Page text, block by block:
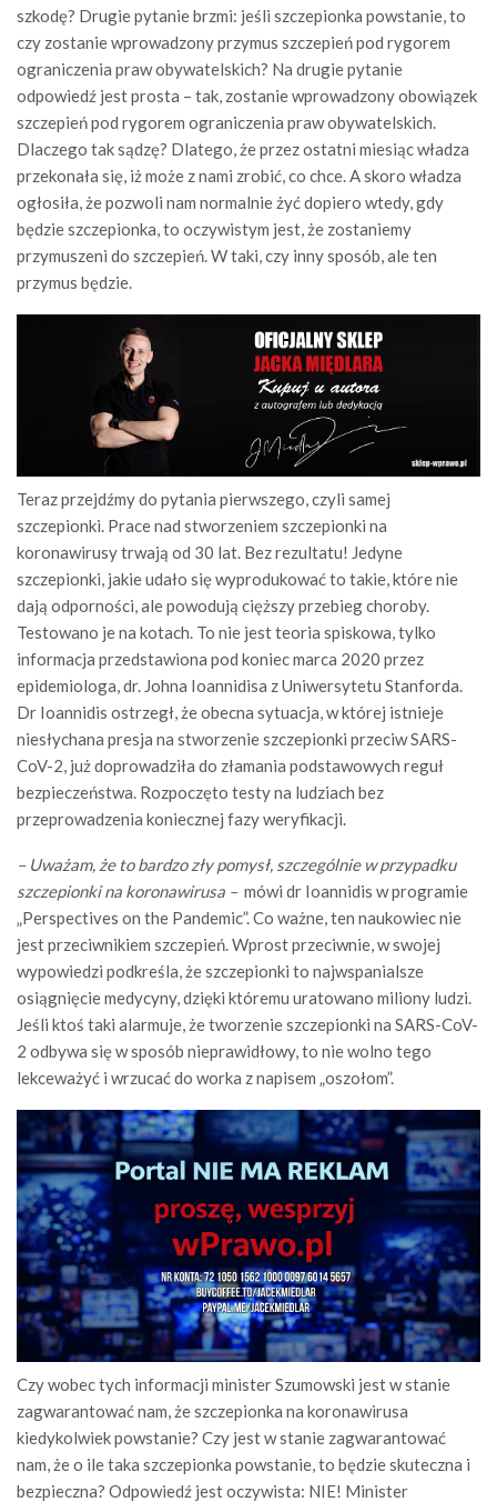
szkodę? Drugie pytanie brzmi: jeśli szczepionka powstanie, to
czy zostanie wprowadzony przymus szczepień pod rygorem
ograniczenia praw obywatelskich? Na drugie pytanie
odpowiedź jest prosta – tak, zostanie wprowadzony obowiązek
szczepień pod rygorem ograniczenia praw obywatelskich.
Dlaczego tak sądzę? Dlatego, że przez ostatni miesiąc władza
przekonała się, iż może z nami zrobić, co chce. A skoro władza
ogłosiła, że pozwoli nam normalnie żyć dopiero wtedy, gdy
będzie szczepionka, to oczywistym jest, że zostaniemy
przymuszeni do szczepień. W taki, czy inny sposób, ale ten
przymus będzie.
Teraz przejdźmy do pytania pierwszego, czyli samej
szczepionki. Prace nad stworzeniem szczepionki na
koronawirusy trwają od 30 lat. Bez rezultatu! Jedyne
szczepionki, jakie udało się wyprodukować to takie, które nie
dają odporności, ale powodują cięższy przebieg choroby.
Testowano je na kotach. To nie jest teoria spiskowa, tylko
informacja przedstawiona pod koniec marca 2020 przez
epidemiologa, dr. Johna Ioannidisa z Uniwersytetu Stanforda.
Dr Ioannidis ostrzegł, że obecna sytuacja, w której istnieje
niesłychana presja na stworzenie szczepionki przeciw SARS-
CoV-2, już doprowadziła do złamania podstawowych reguł
bezpieczeństwa. Rozpoczęto testy na ludziach bez
przeprowadzenia koniecznej fazy weryfikacji.
– Uważam, że to bardzo zły pomysł, szczególnie w przypadku
szczepionki na koronawirusa –mówi dr Ioannidis w programie
„Perspectives on the Pandemic”. Co ważne, ten naukowiec nie
jest przeciwnikiem szczepień. Wprost przeciwnie, w swojej
wypowiedzi podkreśla, że szczepionki to najwspanialsze
osiągnięcie medycyny, dzięki któremu uratowano miliony ludzi.
Jeśli ktoś taki alarmuje, że tworzenie szczepionki na SARS-CoV-
2 odbywa się w sposób nieprawidłowy, to nie wolno tego
lekceważyć i wrzucać do worka z napisem „oszołom”.
Czy wobec tych informacji minister Szumowski jest w stanie
zagwarantować nam, że szczepionka na koronawirusa
kiedykolwiek powstanie? Czy jest w stanie zagwarantować
nam, że o ile taka szczepionka powstanie, to będzie skuteczna i
bezpieczna? Odpowiedź jest oczywista: NIE! Minister